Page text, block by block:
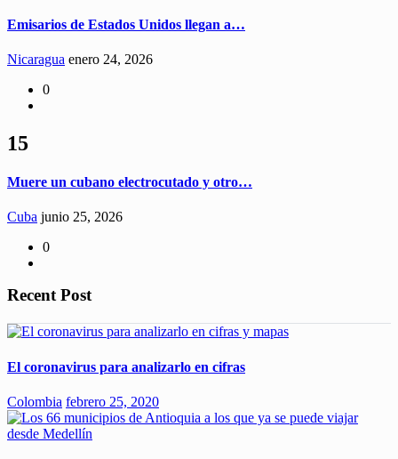
Emisarios de Estados Unidos llegan a…
Nicaragua enero 24, 2026
0
15
Muere un cubano electrocutado y otro…
Cuba junio 25, 2026
0
Recent Post
El coronavirus para analizarlo en cifras
Colombia febrero 25, 2020